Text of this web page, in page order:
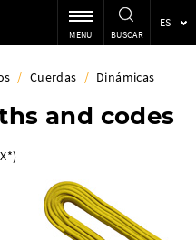
ES
MENU BUSCAR
/ Cuerdas / Dinámicas
and codes